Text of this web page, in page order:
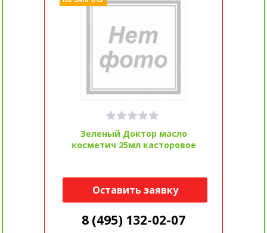
Зеленый Доктор масло
косметич 25мл касторовое
Оставить заявку
8 (495) 132-02-07